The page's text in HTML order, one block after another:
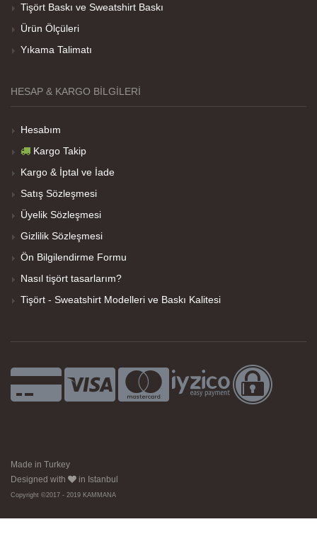
Her sey iyi ama baskı göründüğü gibi değil daha
soluk
Tişört Baskı ve Sweatshirt Baskı
Ürün Ölçüleri
Yıkama Talimatı
HESAP & KARGO BILGILERI
Hesabım
Kargo Takip
Kargo & İptal ve İade
Satış Sözleşmesi
Üyelik Sözleşmesi
Gizlilik Sözleşmesi
Ön Bilgilendirme Formu
Nasıl tişört tasarlarım?
Tişört - Sweatshirt Modelleri ve Baskı Kalitesi
Made in Turkey
Designed with
in Istanbul
Copyright ©2017 - 2019 KAMMANA